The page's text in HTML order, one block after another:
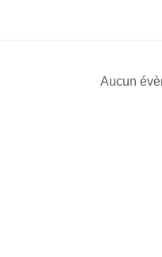
Aucun